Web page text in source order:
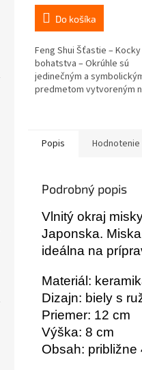
Do košíka
Feng Shui Šťastie – Kocky
bohatstva – Okrúhle sú
jedinečným a
predmetom vytvoreným
Popis Hodnotenie
Podrobný popis
Vlnitý okraj
Japonska.
ideálna na
Materiál:
Dizajn: biely s
Priemer: 12 cm
Výška: 8 cm
Obsah: približne